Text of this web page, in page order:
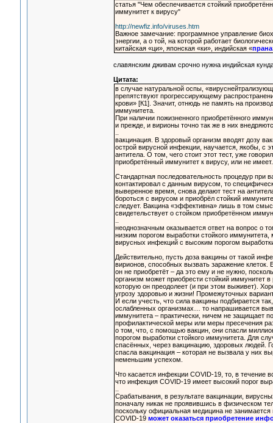
статья "Чем обеспечивается стойкий
иммунитет к вирусу"
http://newfiz.info/viruses.htm
Важное замечание: программное управление
энергии, а о той, на которой работает
китайская «ци», японская «ки», индийская «прана
славянским дживам срочно нужна индийская
Цитата:
в случае натуральной оспы,
препятствуют прогрессирующему
крови» [К1]. Значит, отнюдь не память на
иммунитета.
При наличии пожизненного приобретённого
и прежде, и вирионы точно так же в них
вакцинация. В здоровый организм вводят дозу
острой вирусной инфекции, научается, якобы, с
антитела. О том, чего стоит этот тест, уже
приобретённый иммунитет к вирусу, или не имеет.
Стандартная последовательность процедур при
контактировал с данным вирусом, то
выверенное время, снова делают тест на
бороться с вирусом и приобрёл стойкий
следует. Вакцина «эффективна» лишь в том
свидетельствует о стойком приобретённом
неоднозначным оказывается ответ на вопрос о
низким порогом выработки стойкого
вирусных инфекций с высоким порогом
Действительно, пусть доза вакцины от такой
вирионов, способных вызвать заражение клеток.
он не приобретёт – да это ему и не нужно,
организм может приобрести стойкий иммунитет
которую он преодолеет (и при этом выживет).
угрозу здоровью и жизни! Промежуточных
И если учесть, что сила вакцины подбирается
ослабленных организмах… то напрашивается
иммунитета – практически, ничем не защищает
профилактической меры или меры пресечения
о том, что, с помощью вакцин, они спасли
порогом выработки стойкого иммунитета. Для
спасённых, через вакцинацию, здоровых людей.
спасла вакцинация – которая не вызвала у них
неменьшим успехом.
Что касается инфекции COVID-19, то, в течение
что инфекция COVID-19 имеет высокий порог
Срабатывания, в результате вакцинации,
поначалу никак не проявившись в физическом
поскольку официальная медицина не занимается
COVID-19 может оказаться приобретение